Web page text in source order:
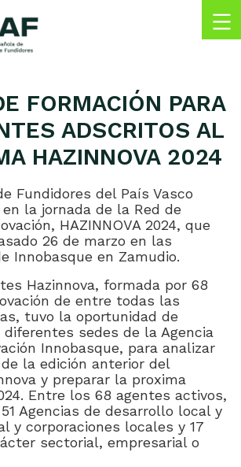
FORMACIÓN PARA
ADSCRITOS AL
HAZINNOVA 2024
Fundidores del País Vasco
la jornada de la Red de
HAZINNOVA 2024, que
26 de marzo en las
Innobasque en Zamudio.
Hazinnova, formada por 68
de entre todas las
tuvo la oportunidad de
sedes de la Agencia
Innobasque, para analizar
la edición anterior del
y preparar la proxima
Entre los 68 agentes activos,
Agencias de desarrollo local y
y corporaciones locales y 17
sectorial, empresarial o